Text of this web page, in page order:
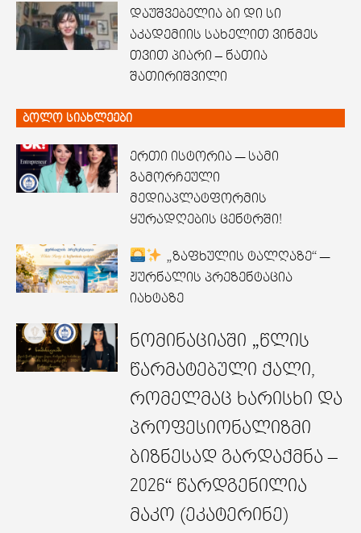
დაუშვებელია ბი დი სი
აკადემიის სახელით ვინმეს
თვით პიარი – ნათია
შათირიშვილი
ბოლო სიახლეები
ერთი ისტორია — სამი
გამორჩეული
მედიაპლატფორმის
ყურადღების ცენტრში!
„ზაფხულის ტალღაზე“ —
ჟურნალის პრეზენტაცია
იახტაზე
ნომინაციაში „წლის
წარმატებული ქალი,
რომელმაც ხარისხი და
პროფესიონალიზმი
ბიზნესად გარდაქმნა –
2026“ წარდგენილია
მაკო (ეკატერინე)